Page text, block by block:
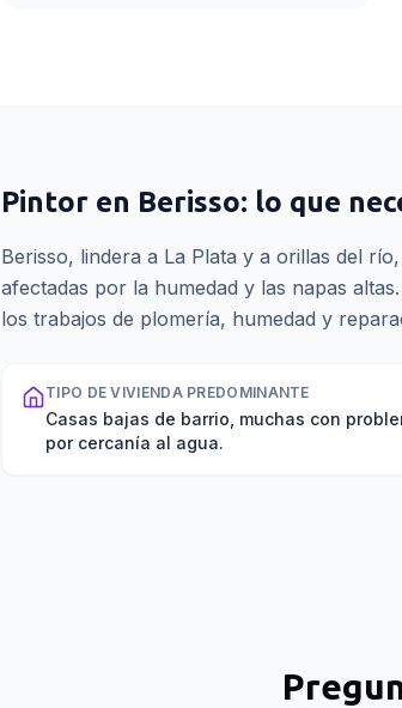
Pintor en Berisso: lo que
Berisso, lindera a La Plata y a orillas del
afectadas por la humedad y las napas
los trabajos de plomería, humedad y
TIPO DE VIVIENDA PREDOMINANTE
Casas bajas de barrio, muchas con
por cercanía al agua.